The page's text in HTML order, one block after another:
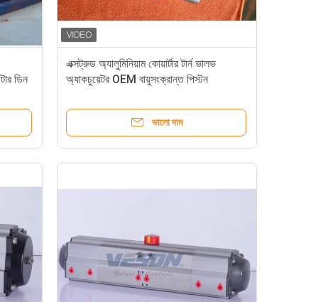
ডিন
এক্সট্রুড অ্যালুমিনিয়াম কোয়ার্টার টার্ন ভালভ
অ্যাকচুয়েটর OEM বায়ুসংক্রান্ত পিস্টন
ভালো দাম